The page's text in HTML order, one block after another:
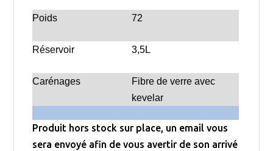
Poids 72
Réservoir 3,5L
Carénages
Fibre de verre avec
kevelar
Produit hors stock sur place, un email vous
sera envoyé afin de vous avertir de son arrivé